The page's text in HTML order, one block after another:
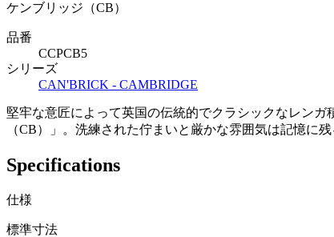
ケンブリッジ（CB）
品番
CCPCB5
シリーズ
CAN'BRICK - CAMBRIDGE
堅牢な意匠によって英国の伝統的でクラシックなレン
（CB）」。洗練された佇まいと厳かな雰囲気は記憶に
Specifications
仕様
標準寸法